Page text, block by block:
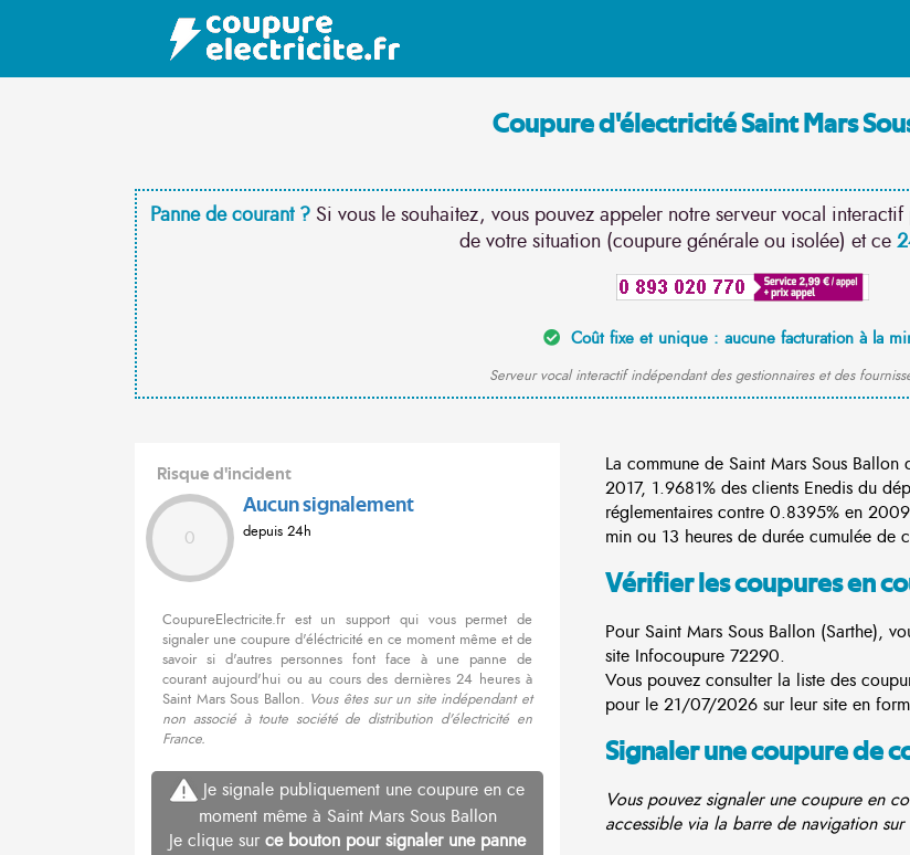
Coupure d'électricité Saint Mars
Panne de courant ? Si vous le souhaitez, vous pouvez appeler notre serveur vocal
de votre situation (coupure générale ou isolée) et ce
Coût fixe et unique : aucune facturation à la
Serveur vocal interactif indépendant des gestionnaires et des
Risque d'incident
0
Aucun signalement
depuis 24h
CoupureElectricite.fr est un support qui vous permet de
signaler une coupure d'éléctricité en ce moment même et de
savoir si d'autres personnes font face à une panne de
courant aujourd'hui ou au cours des dernières 24 heures à
Saint Mars Sous Ballon. Vous êtes sur un site indépendant et
non associé à toute société de distribution d'électricité en
France.
Je signale publiquement une coupure en ce
moment même à Saint Mars Sous Ballon
Je clique sur ce bouton pour signaler une panne
La commune de Saint Mars Sous
2017, 1.9681% des clients Enedis du
réglementaires contre 0.8395% en
min ou 13 heures de durée cumulée de
Vérifier les coupures en
Pour Saint Mars Sous Ballon (Sarthe),
site Infocoupure 72290.
Vous pouvez consulter la liste des
pour le 21/07/2026 sur leur site en
Signaler une coupure de
Vous pouvez signaler une coupure en
accessible via la barre de navigation sur